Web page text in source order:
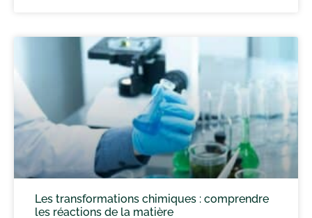
Les transformations chimiques : comprendre
les réactions de la matière